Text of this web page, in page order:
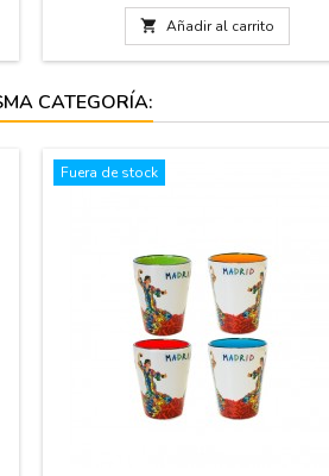
que así lo acredita. Disponible en
negro, en azul o en rojo. Hechas en
Medida: 20 cm de alto (grande) 15
 Añadir al carrito
CATEGORÍA:
Fuera de stock